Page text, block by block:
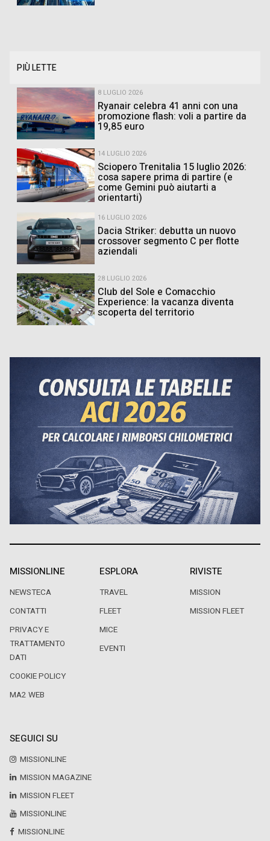
PIÙ LETTE
8 LUGLIO 2026
Ryanair celebra 41 anni con una
promozione flash: voli a partire da
19,85 euro
14 LUGLIO 2026
Sciopero Trenitalia 15 luglio 2026:
cosa sapere prima di partire (e
come Gemini può aiutarti a
orientarti)
16 LUGLIO 2026
Dacia Striker: debutta un nuovo
crossover segmento C per flotte
aziendali
28 LUGLIO 2026
Club del Sole e Comacchio
Experience: la vacanza diventa
scoperta del territorio
MISSIONLINE
NEWSTECA
CONTATTI
PRIVACY E
TRATTAMENTO
DATI
COOKIE POLICY
MA2 WEB
ESPLORA
TRAVEL
FLEET
MICE
EVENTI
RIVISTE
MISSION
MISSION FLEET
SEGUICI SU
MISSIONLINE
MISSION MAGAZINE
MISSION FLEET
MISSIONLINE
MISSIONLINE